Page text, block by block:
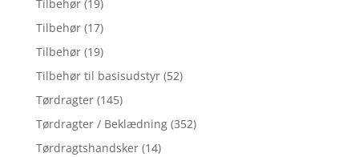
Tilbehør (19)
Tilbehør (17)
Tilbehør (19)
Tilbehør til basisudstyr (52)
Tørdragter (145)
Tørdragter / Beklædning (352)
Tørdragtshandsker (14)